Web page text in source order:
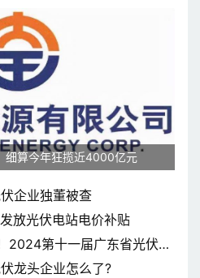
细算今年狂揽近4000亿元
企业独董被查
放光伏电站电价补贴
2024第十一届广东省光伏论
龙头企业怎么了?